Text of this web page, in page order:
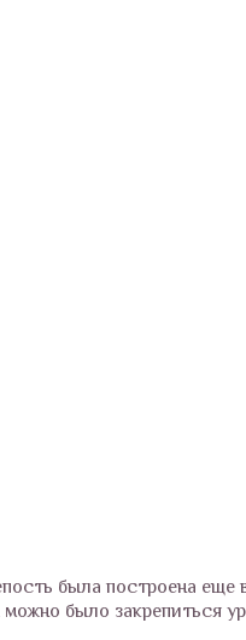
была построена
можно было закрепиться